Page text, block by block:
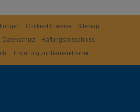
Cookie-Hinweise
Sitemap
Datenschutz
Haftungsausschluss
Erklärung zur Barrierefreiheit